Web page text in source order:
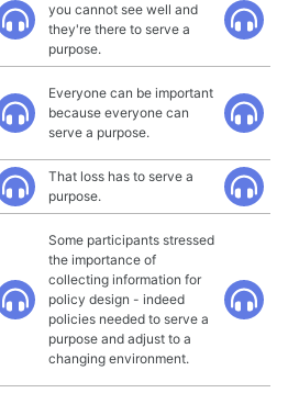
you cannot see well and
they're there to serve a
purpose.
Everyone can be important
because everyone can
serve a purpose.
That loss has to serve a
purpose.
Some participants stressed
the importance of
collecting information for
policy design - indeed
policies needed to serve a
purpose and adjust to a
changing environment.